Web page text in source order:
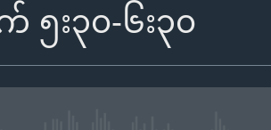
Apple Podcasts
Spotify
၅း၃၀-၆း၃၀